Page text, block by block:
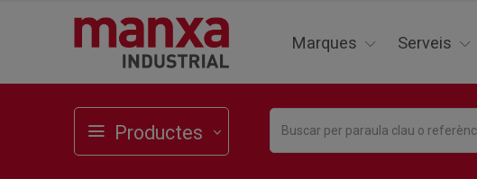
Marques Serveis
Productes